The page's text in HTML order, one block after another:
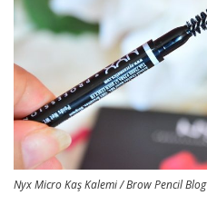
Nyx Micro Kaş Kalemi / Brow Pencil Blog